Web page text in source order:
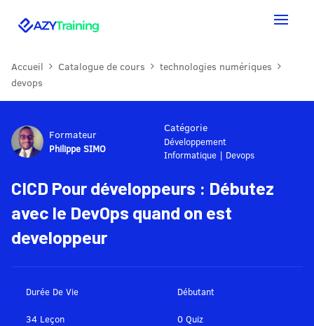
Accueil Catalogue de cours
technologies numériques
devops
Formateur
Philippe SIMO
Catégorie
Développement
Informatique | Devops
CICD Pour développeurs : Débutez
avec le DevOps quand on est
developpeur
Durée De Vie Débutant
34 Leçon 0 Quiz